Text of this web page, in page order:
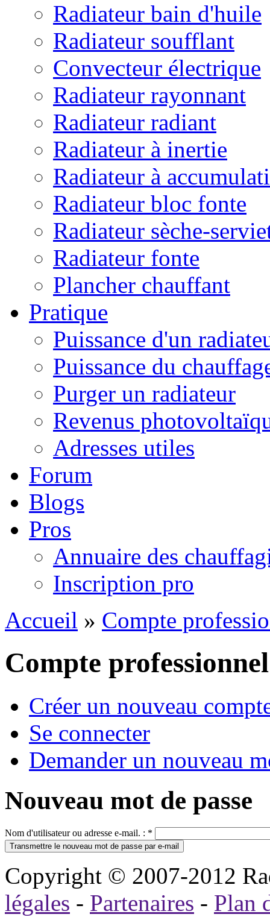
Radiateur bain d'huile
Radiateur soufflant
Convecteur électrique
Radiateur rayonnant
Radiateur radiant
Radiateur à inertie
Radiateur à
Radiateur bloc fonte
Radiateur sèche-
Radiateur fonte
Plancher chauffant
Pratique
Puissance d'un
Puissance du
Purger un radiateur
Revenus
Adresses utiles
Forum
Blogs
Pros
Annuaire des
Inscription pro
Accueil » Compte
Compte professionnel
Créer un nouveau
Se connecter
Demander un nouveau
Nouveau mot de passe
Nom d'utilisateur ou adresse e-mail. : *
Copyright © 2007-2012
légales - Partenaires - Plan